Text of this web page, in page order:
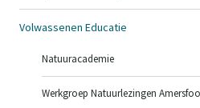
Volwassenen Educatie
Natuuracademie
Werkgroep Natuurlezingen